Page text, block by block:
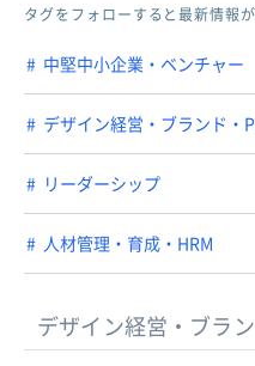
タグをフォローすると最新情報
中堅中小企業・ベンチャー
デザイン経営・ブランド・
リーダーシップ
人材管理・育成・HRM
デザイン経営・ブラ